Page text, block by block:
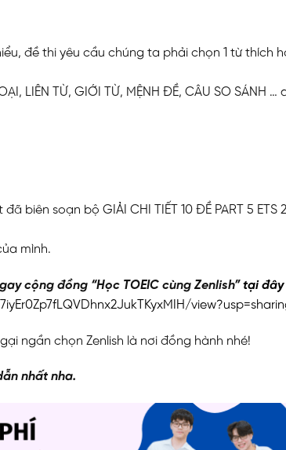
đề thi yêu cầu chúng ta phải chọn 1 từ thích
LIÊN TỪ, GIỚI TỪ, MỆNH ĐỀ, CÂU SO SÁNH …
biên soạn bộ GIẢI CHI TIẾT 10 ĐỀ PART 5 ETS
mình.
cộng đồng “Học TOEIC cùng Zenlish”tại đây
ngần chọn Zenlish là nơi đồng hành nhé!
nhất nha.